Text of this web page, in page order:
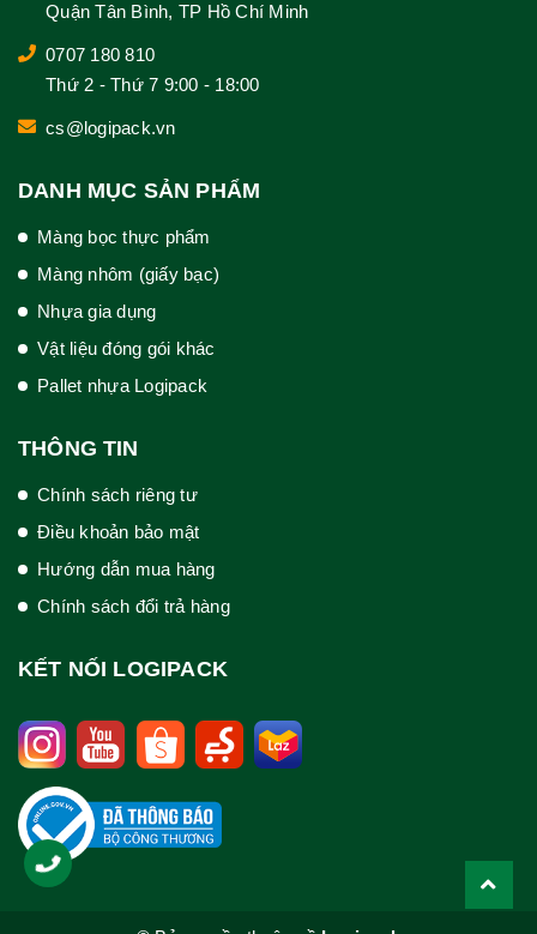
Quận Tân Bình, TP Hồ Chí Minh
0707 180 810
Thứ 2 - Thứ 7 9:00 - 18:00
cs@logipack.vn
DANH MỤC SẢN PHẨM
Màng bọc thực phẩm
Màng nhôm (giấy bạc)
Nhựa gia dụng
Vật liệu đóng gói khác
Pallet nhựa Logipack
THÔNG TIN
Chính sách riêng tư
Điều khoản bảo mật
Hướng dẫn mua hàng
Chính sách đổi trả hàng
KẾT NỐI LOGIPACK